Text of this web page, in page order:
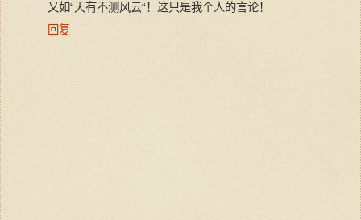
又如“天有不测风云“！这只是我个人的言论！
回复